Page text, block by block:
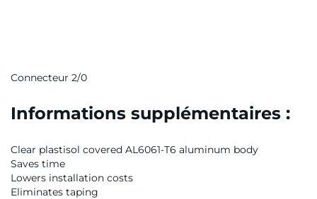
Connecteur 2/0
Informations supplémentaires :
Clear plastisol covered AL6061-T6 aluminum body
Saves time
Lowers installation costs
Eliminates taping